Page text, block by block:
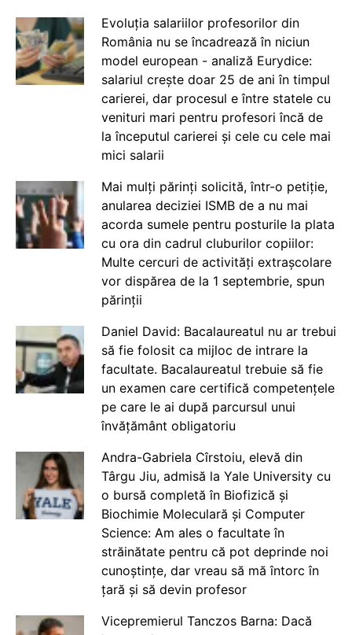
Evoluția salariilor profesorilor din
România nu se încadrează în niciun
model european - analiză Eurydice:
salariul crește doar 25 de ani în timpul
carierei, dar procesul e între statele cu
venituri mari pentru profesori încă de
la începutul carierei și cele cu cele mai
mici salarii
Mai mulți părinți solicită, într-o petiție,
anularea deciziei ISMB de a nu mai
acorda sumele pentru posturile la plata
cu ora din cadrul cluburilor copiilor:
Multe cercuri de activități extrașcolare
vor dispărea de la 1 septembrie, spun
părinții
Daniel David: Bacalaureatul nu ar trebui
să fie folosit ca mijloc de intrare la
facultate. Bacalaureatul trebuie să fie
un examen care certifică competențele
pe care le ai după parcursul unui
învățământ obligatoriu
Andra-Gabriela Cîrstoiu, elevă din
Târgu Jiu, admisă la Yale University cu
o bursă completă în Biofizică și
Biochimie Moleculară și Computer
Science: Am ales o facultate în
străinătate pentru că pot deprinde noi
cunoștințe, dar vreau să mă întorc în
țară și să devin profesor
Vicepremierul Tanczos Barna: Dacă